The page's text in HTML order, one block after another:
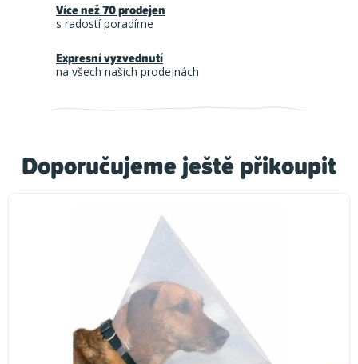
Doporučujeme ještě přikoupit
Více než 70 prodejen
s radostí poradíme
Expresní vyzvednutí
na všech našich prodejnách